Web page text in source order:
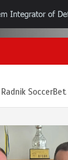
SoccerBet